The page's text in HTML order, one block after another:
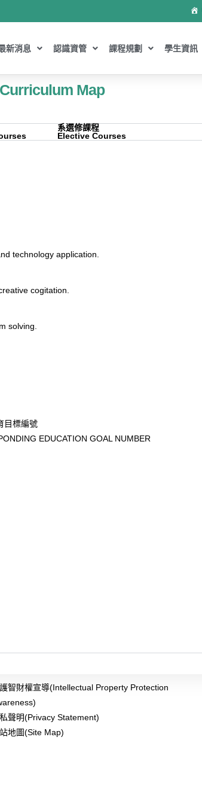
新消息 認識資管 課程規劃 學生資訊
Map
系選修課程
Elective Courses
technology application.
cogitation.
solving.
目標編號
EDUCATION GOAL NUMBER
智財權宣導(Intellectual Property Protection
聲明(Privacy Statement)
地圖(Site Map)